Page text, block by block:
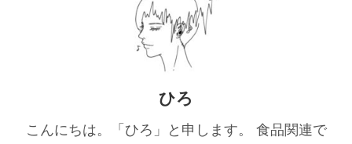
ひろ
こんにちは。「ひろ」と申します。 食品関連で